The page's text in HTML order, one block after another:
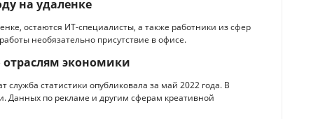
на удаленке
остаются ИТ-специалисты, а также работники из сфер
необязательно присутствие в офисе.
экономики
служба статистики опубликовала за май 2022 года. В
Данных по рекламе и другим сферам креативной